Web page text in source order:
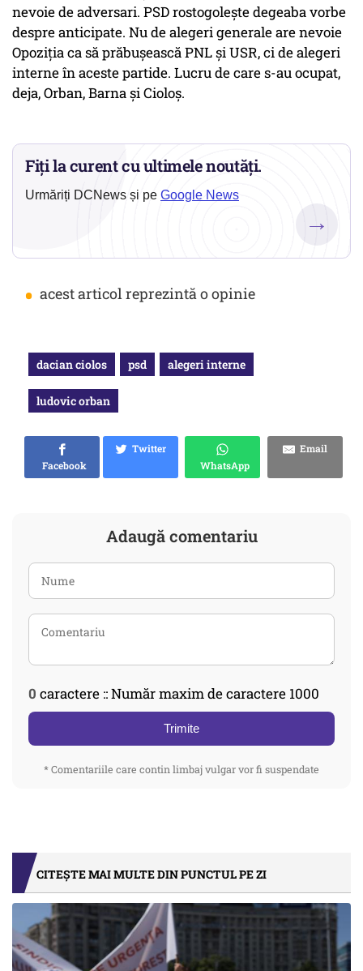
nevoie de adversari. PSD rostogolește degeaba vorbe
despre anticipate. Nu de alegeri generale are nevoie
Opoziția ca să prăbușească PNL și USR, ci de alegeri
interne în aceste partide. Lucru de care s-au ocupat,
deja, Orban, Barna și Cioloș.
Fiți la curent cu ultimele noutăți.
Urmăriți DCNews și pe Google News
→
• acest articol reprezintă o opinie
dacian ciolos psd alegeri interne
ludovic orban
Facebook
Twitter
WhatsApp
Email
Adaugă comentariu
0 caractere :: Număr maxim de caractere 1000
Trimite
* Comentariile care contin limbaj vulgar vor fi suspendate
CITEȘTE MAI MULTE DIN PUNCTUL PE ZI